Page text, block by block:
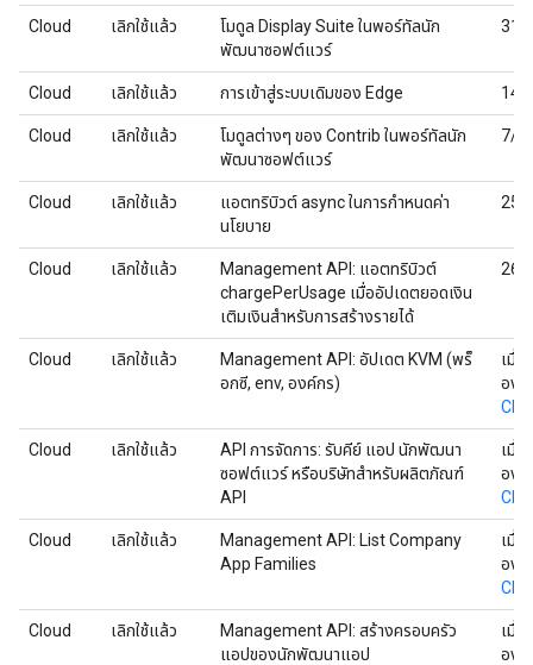
Cloud เลิกใช้แล้ว
โมดูล Display Suite ในพอร์ทัลนัก
พัฒนาซอฟต์แวร์
31/
Cloud เลิกใช้แล้ว การเข้าสู่ระบบเดิมของ Edge 14/
Cloud เลิกใช้แล้ว
โมดูลต่างๆ ของ Contrib ในพอร์ทัลนัก
พัฒนาซอฟต์แวร์
7/
Cloud เลิกใช้แล้ว
แอตทริบิวต์ async ในการกำหนดค่า
นโยบาย
25/
Cloud เลิกใช้แล้ว
Management API: แอตทริบิวต์
chargePerUsage เมื่ออัปเดตยอดเงิน
เติมเงินสำหรับการสร้างรายได้
26/
Cloud เลิกใช้แล้ว
Management API: อัปเดต KVM (พร็
อกซี, env, องค์กร)
เมื่อ
องค์
CPS
Cloud เลิกใช้แล้ว
API การจัดการ: รับคีย์ แอป นักพัฒนา
ซอฟต์แวร์ หรือบริษัทสำหรับผลิตภัณฑ์
API
เมื่อ
องค์
CPS
Cloud เลิกใช้แล้ว
Management API: List Company
App Families
เมื่อ
องค์
CPS
Cloud เลิกใช้แล้ว
Management API: สร้างครอบครัว
แอปของนักพัฒนาแอป
เมื่อ
องค์